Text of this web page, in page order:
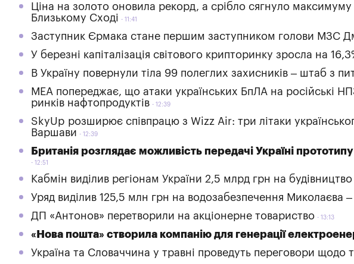
Ціна на золото оновила рекорд, а срібло сягнуло максимуму
Близькому Сході
11:41
Заступник Єрмака стане першим заступником голови МЗС
У березні капіталізація світового крипторинку зросла на
В Україну повернули тіла 99 полеглих захисників – штаб з
МЕА попереджає, що атаки українських БпЛА на російські
ринків нафтопродуктів
12:39
SkyUp розширює співпрацю з Wizz Air: три літаки
Варшави
12:39
Британія розглядає можливість передачі Україні
12:51
Кабмін виділив регіонам України 2,5 млрд грн на
Уряд виділив 125,5 млн грн на водозабезпечення Миколаєва
ДП «Антонов» перетворили на акціонерне товариство 13:13
«Нова пошта» створила компанію для генерації
Україна та Словаччина у травні проведуть переговори щодо